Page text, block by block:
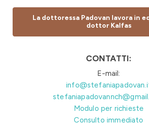
La dottoressa Padovan lavora in
dottor Kalfas
CONTATTI:
E-mail:
Modulo per richieste
Consulto immediato